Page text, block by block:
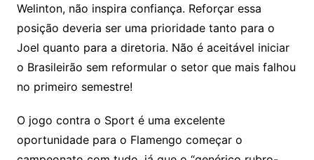
Welinton, não inspira confiança. Reforçar essa
posição deveria ser uma prioridade tanto para o
Joel quanto para a diretoria. Não é aceitável iniciar
o Brasileirão sem reformular o setor que mais falhou
no primeiro semestre!
O jogo contra o Sport é uma excelente
oportunidade para o Flamengo começar o